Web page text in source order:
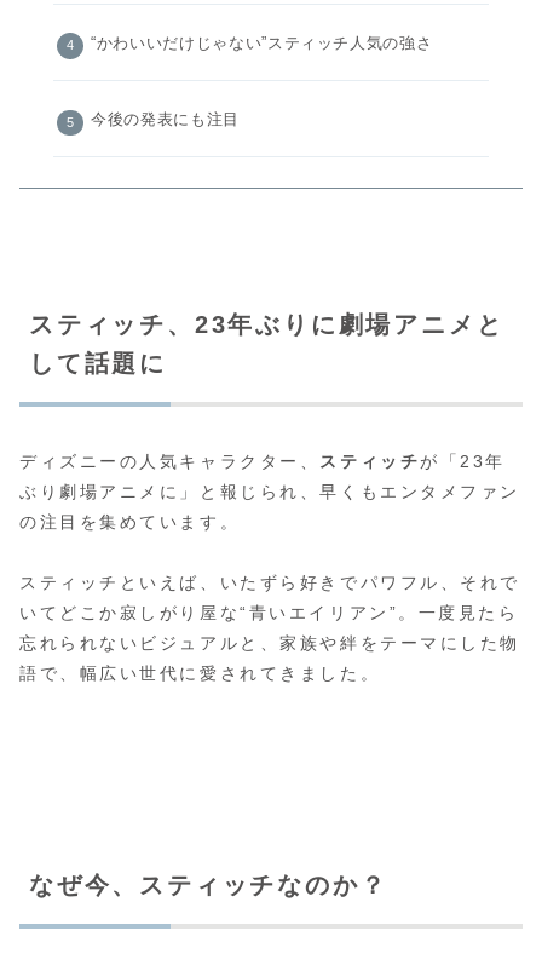
“かわいいだけじゃない”スティッチ人気の強さ
今後の発表にも注目
スティッチ、23年ぶりに劇場アニメと
して話題に
ディズニーの人気キャラクター、 スティッチが「23年
ぶり劇場アニメに」と報じられ、早くもエンタメファン
の注目を集めています。
スティッチといえば、いたずら好きでパワフル、それで
いてどこか寂しがり屋な“青いエイリアン”。一度見たら
忘れられないビジュアルと、家族や絆をテーマにした物
語で、幅広い世代に愛されてきました。
なぜ今、スティッチなのか？